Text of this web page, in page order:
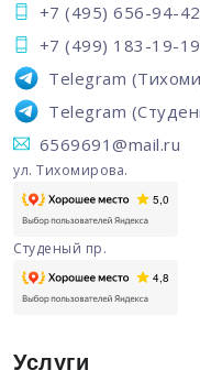
+7 (495) 656-94-42
+7 (499) 183-19-19
Telegram
Telegram
6569691@mail.ru
ул. Тихомирова.
Студеный пр.
Услуги